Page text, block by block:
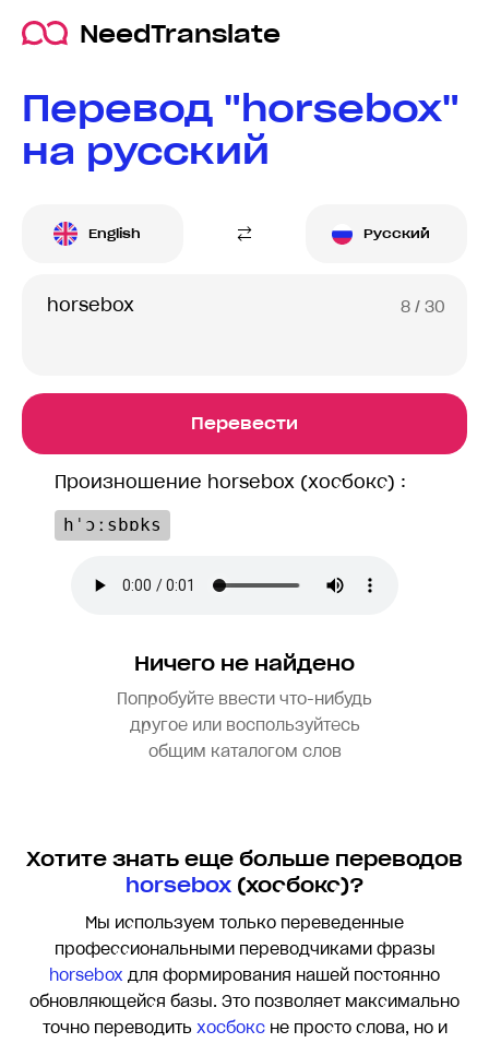
NeedTranslate
Перевод "horsebox"
на русский
English Русский
8 / 30
Перевести
Произношение horsebox (хосбокс) :
hˈɔːsbɒks
Ничего не найдено
Попробуйте ввести что-нибудь
другое или воспользуйтесь
общим каталогом слов
Хотите знать еще больше переводов
horsebox(хосбокс)?
Мы используем только переведенные
профессиональными переводчиками фразы
horsebox для формирования нашей постоянно
обновляющейся базы. Это позволяет максимально
точно переводить хосбоксне просто слова, но и